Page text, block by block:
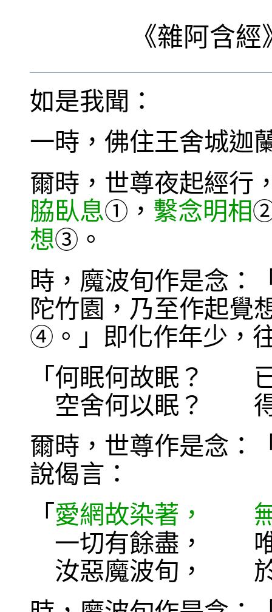
《雜阿含經
如是我聞：
一時，佛住王舍城迦
爾時，世尊夜起經行
脇臥息① ， 繫念明相
想③ 。
時，魔波旬作是念：
陀竹園，乃至作起覺
④ 。」即化作年少，
「何眠何故眠？
空舍何以眠？ 得
爾時，世尊作是念：
說偈言：
「 愛網故染著，
一切有餘盡， 唯
汝惡魔波旬， 於